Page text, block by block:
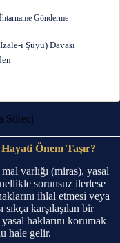
Gönderme
i Şüyu) Davası
Süreci
Önem Taşır?
varlığı (miras), yasal
sorunsuz ilerlese
ihlal etmesi veya
sıkça karşılaşılan bir
haklarını korumak
hale gelir.